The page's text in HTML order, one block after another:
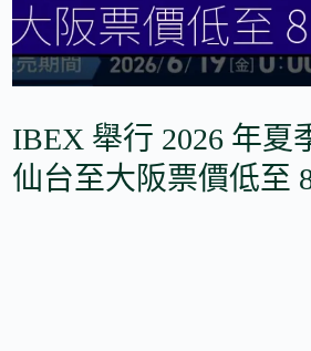
IBEX 舉行 2026 年夏
仙台至大阪票價低至